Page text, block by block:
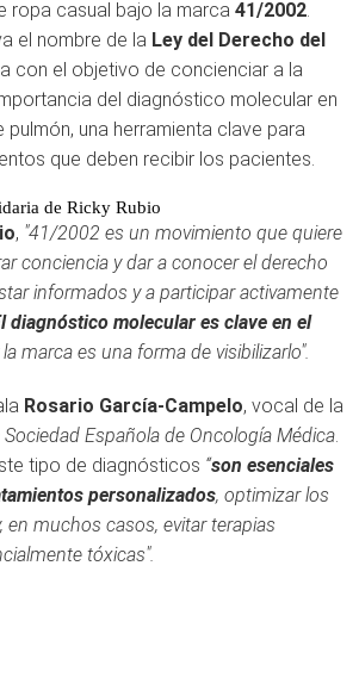
ropa casual bajo la marca 41/2002.
el nombre de la Ley del Derecho del
con el objetivo de concienciar a la
del diagnóstico molecular en
una herramienta clave para
que deben recibir los pacientes.
de Ricky Rubio
, "41/2002 es un movimiento que quiere
conciencia y dar a conocer el derecho
informados y a participar activamente
diagnóstico molecular es clave en el
la marca es una forma de visibilizarlo".
Rosario García-Campelo, vocal de la
Española de Oncología Médica.
tipo de diagnósticos “son esenciales
personalizados, optimizar los
en muchos casos, evitar terapias
tóxicas".